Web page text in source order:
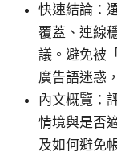
快速結論：
覆蓋、連線
議。避免被
廣告語迷惑
內文概覽：
情境與是否
及如何避免